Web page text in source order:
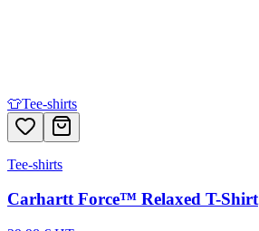
👕Tee-shirts
Tee-shirts
Carhartt Force™ Relaxed T-Shirt